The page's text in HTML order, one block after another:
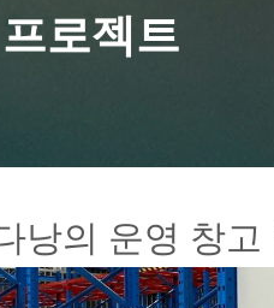
로젝트
낭의 운영 창